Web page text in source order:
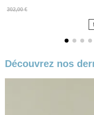
302,00 €
Prix
Prix
Découvrez nos